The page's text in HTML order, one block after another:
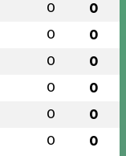
0 0
0 0
0 0
0 0
0 0
0 0